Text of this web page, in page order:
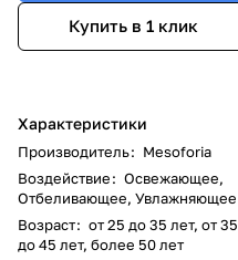
Купить в 1 клик
Характеристики
Производитель: Mesoforia
Воздействие: Освежающее,
Отбеливающее, Увлажняющее
Возраст: от 25 до 35 лет, от 35
до 45 лет, более 50 лет